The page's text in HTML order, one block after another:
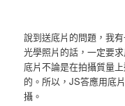
說到送底片的問題，我
光學照片的話，一定要
底片不論是在拍攝質量
的。所以，JS答應用底
攝。